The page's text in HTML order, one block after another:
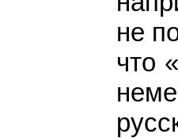
не
что